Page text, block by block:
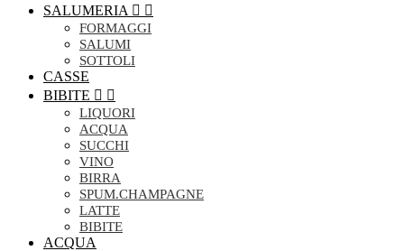
SALUMERIA  
FORMAGGI
SALUMI
SOTTOLI
CASSE
BIBITE  
LIQUORI
ACQUA
SUCCHI
VINO
BIRRA
SPUM.CHAMPAGNE
LATTE
BIBITE
ACQUA